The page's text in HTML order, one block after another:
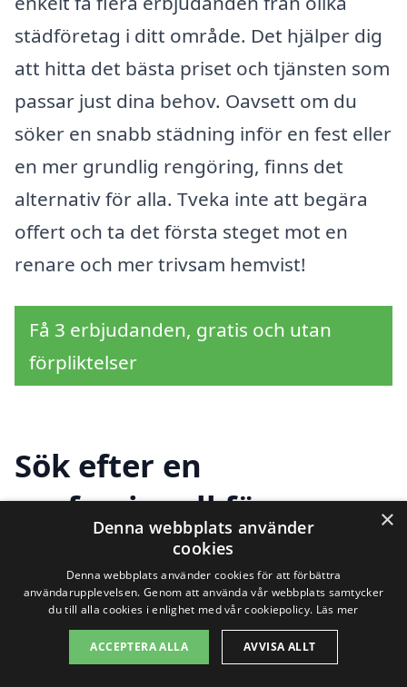
städföretag i ditt område. Det hjälper dig
att hitta det bästa priset och tjänsten som
passar just dina behov. Oavsett om du
söker en snabb städning inför en fest eller
en mer grundlig rengöring, finns det
alternativ för alla. Tveka inte att begära
offert och ta det första steget mot en
renare och mer trivsam hemvist!
Få 3 erbjudanden, gratis och utan
förpliktelser
Sök efter en
professionell för
hemstädning i andra
städer nära Valbo
Att hitta en pålitlig tjänst för
×
Denna webbplats använder
cookies
Denna webbplats använder cookies för att förbättra
användarupplevelsen. Genom att använda vår webbplats samtycker
du till alla cookies i enlighet med vår cookiepolicy. Läs mer
ACCEPTERA ALLA AVVISA ALLT